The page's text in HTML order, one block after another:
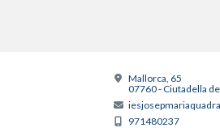
Mallorca, 65
07760 - Ciutadella
971480237